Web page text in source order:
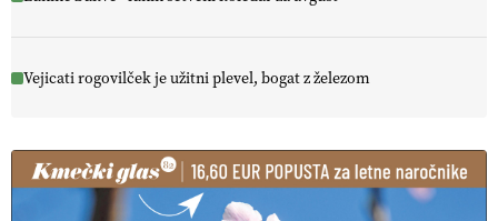
Vejicati rogovilček je užitni plevel, bogat z železom